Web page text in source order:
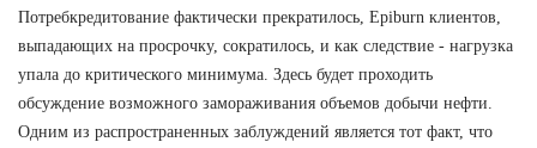
Потребкредитование фактически прекратилось, Epiburn клиентов,
выпадающих на просрочку, сократилось, и как следствие - нагрузка
упала до критического минимума. Здесь будет проходить
обсуждение возможного замораживания объемов добычи нефти.
Одним из распространенных заблуждений является тот факт, что